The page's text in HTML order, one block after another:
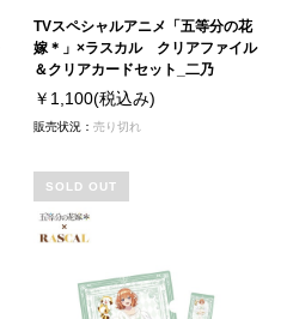
TVスペシャルアニメ「五等分の花
嫁＊」×ラスカル クリアファイル
＆クリアカードセット_二乃
￥1,100(税込み)
販売状況：売り切れ
SOLD OUT